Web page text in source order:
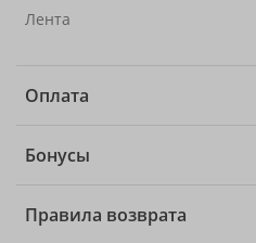
Лента
Оплата
Бонусы
Правила возврата